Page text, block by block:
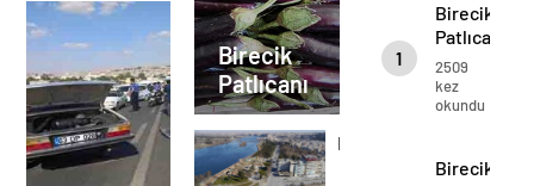
1
Birecik
Patlıcanı
2509
kez
okundu
Birecik
Birecik
Patlıcanı
Birecik